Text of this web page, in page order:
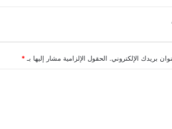
بريدك الإلكتروني. الحقول الإلزامية مشار إليها بـ *